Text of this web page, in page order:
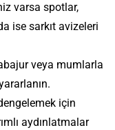
varsa spotlar,
ise sarkıt avizeleri
veya mumlarla
için
aydınlatmalar